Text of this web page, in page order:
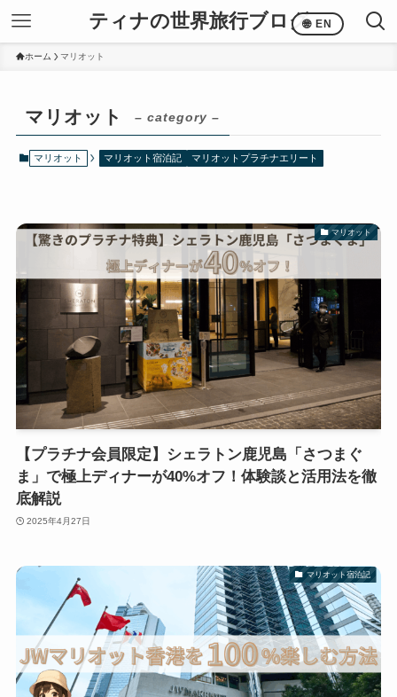
ティナの世界旅行ブログ
ホーム マリオット
マリオット – category –
マリオット マリオット宿泊記 マリオットプラチナエリート
マリオット
【プラチナ会員限定】シェラトン鹿児島「さつまぐ
ま」で極上ディナーが40%オフ！体験談と活用法を徹
底解説
2025年4月27日
マリオット宿泊記
EN